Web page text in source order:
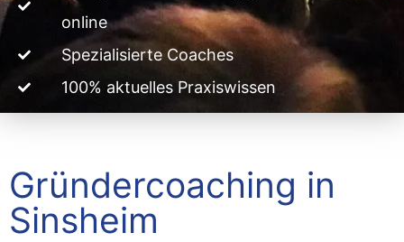
online
Spezialisierte Coaches
100% aktuelles Praxiswissen
Gründercoaching in
Sinsheim